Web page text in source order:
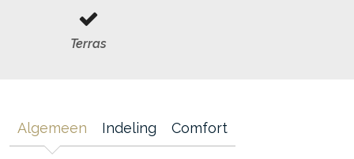
Terras
Algemeen Indeling Comfort